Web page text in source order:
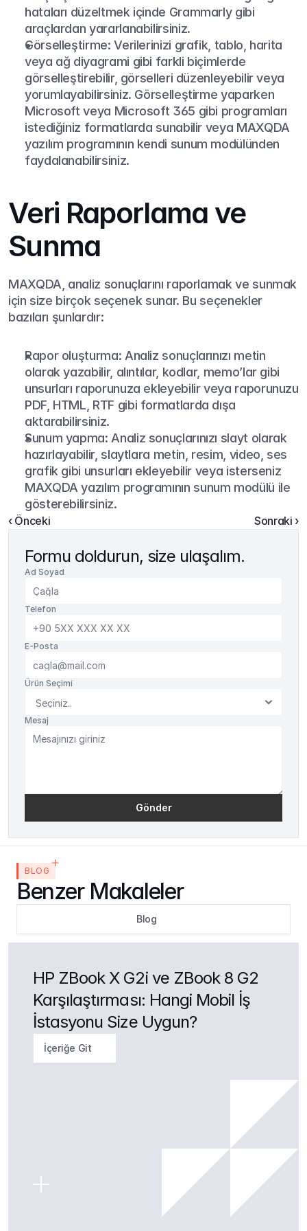
hataları düzeltmek içinde Grammarly gibi
araçlardan yararlanabilirsiniz.
Görselleştirme: Verilerinizi grafik, tablo, harita
veya ağ diyagrami gibi farkli biçimlerde
görselleştirebilir, görselleri düzenleyebilir veya
yorumlayabilirsiniz. Görselleştirme yaparken
Microsoft veya Microsoft 365 gibi programları
istediğiniz formatlarda sunabilir veya MAXQDA
yazılım programının kendi sunum modülünden
faydalanabilirsiniz.
Veri Raporlama ve
Sunma
MAXQDA, analiz sonuçlarını raporlamak ve sunmak
için size birçok seçenek sunar. Bu seçenekler
bazıları şunlardır:
Rapor oluşturma: Analiz sonuçlarınızı metin
olarak yazabilir, alıntılar, kodlar, memo’lar gibi
unsurları raporunuza ekleyebilir veya raporunuzu
PDF, HTML, RTF gibi formatlarda dışa
aktarabilirsiniz.
Sunum yapma: Analiz sonuçlarınızı slayt olarak
hazırlayabilir, slaytlara metin, resim, video, ses
grafik gibi unsurları ekleyebilir veya isterseniz
MAXQDA yazılım programının sunum modülü ile
gösterebilirsiniz.
‹ Önceki Sonraki ›
Formu doldurun, size ulaşalım.
Ad Soyad
Telefon
E-Posta
Ürün Seçimi
Mesaj
Gönder
BLOG
Benzer Makaleler
Blog
HP ZBook X G2i ve ZBook 8 G2
Karşılaştırması: Hangi Mobil İş
İstasyonu Size Uygun?
İçeriğe Git